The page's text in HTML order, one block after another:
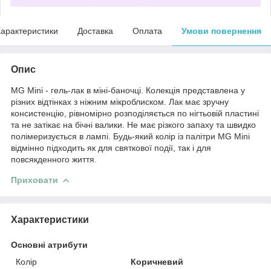
Доставка Оплата Умови повернення
Опис
MG Mini - гель-лак в міні-баночці. Колекція представлена у
різних відтінках з ніжним мікроблиском. Лак має зручну
консистенцію, рівномірно розподіляється по нігтьовій пластині
та не затікає на бічні валики. Не має різкого запаху та швидко
полімеризується в лампі. Будь-який колір із палітри MG Mini
відмінно підходить як для святкової події, так і для
повсякденного життя.
Приховати
Характеристики
Основні атрибути
Колір
Коричневий